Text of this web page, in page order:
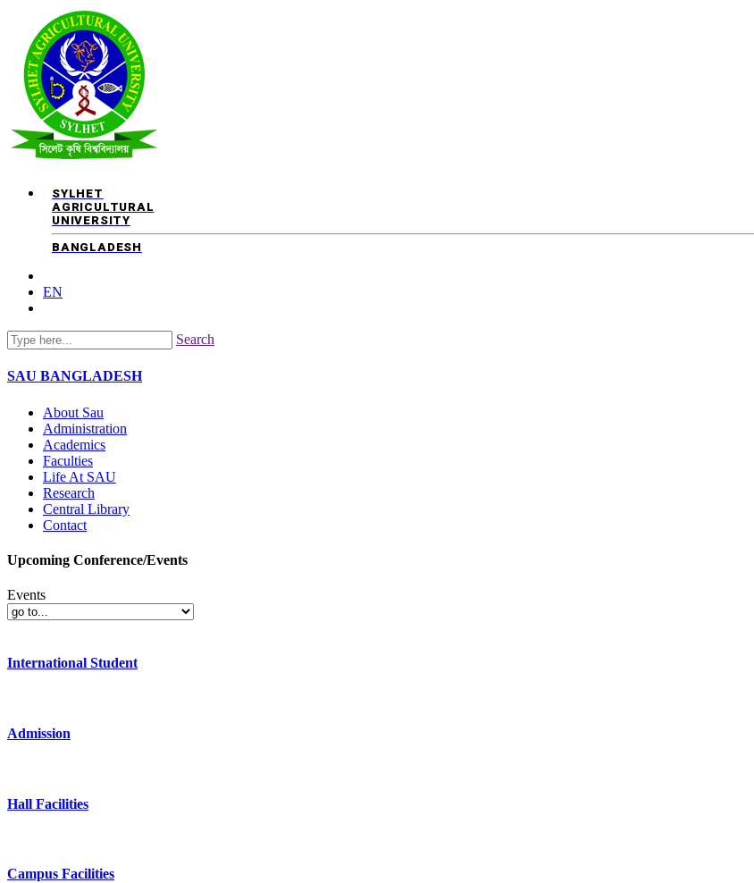
SYLHET
AGRICULTURAL
UNIVERSITY
BANGLADESH
EN
Search
SAU BANGLADESH
About Sau
Administration
Academics
Faculties
Life At SAU
Research
Central Library
Contact
Upcoming Conference/Events
Events
International Student
Admission
Hall Facilities
Campus Facilities